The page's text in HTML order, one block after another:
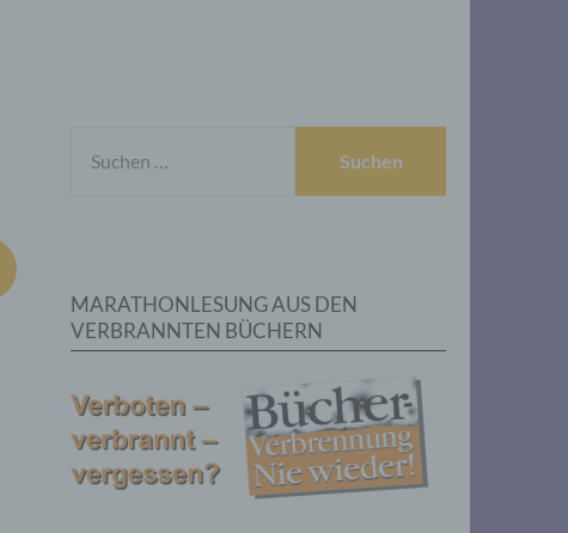
NACH:
MARATHONLESUNG AUS DEN
VERBRANNTEN BÜCHERN